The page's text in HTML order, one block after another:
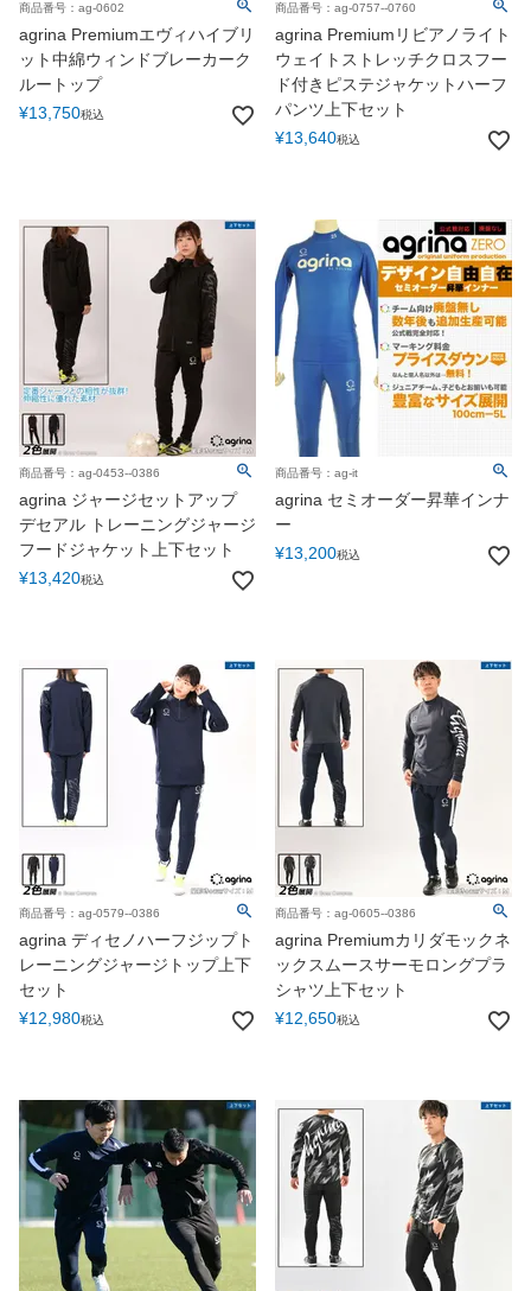
商品番号：ag-0602
agrina Premiumエヴィハイブリ
ット中綿ウィンドブレーカーク
ルートップ
¥13,750税込
商品番号：ag-0757--0760
agrina Premiumリビアノライト
ウェイトストレッチクロスフー
ド付きピステジャケットハーフ
パンツ上下セット
¥13,640税込
商品番号：ag-0453--0386
agrina ジャージセットアップ
デセアル トレーニングジャージ
フードジャケット上下セット
¥13,420税込
商品番号：ag-it
agrina セミオーダー昇華インナ
ー
¥13,200税込
商品番号：ag-0579--0386
agrina ディセノハーフジップト
レーニングジャージトップ上下
セット
¥12,980税込
商品番号：ag-0605--0386
agrina Premiumカリダモックネ
ックスムースサーモロングプラ
シャツ上下セット
¥12,650税込